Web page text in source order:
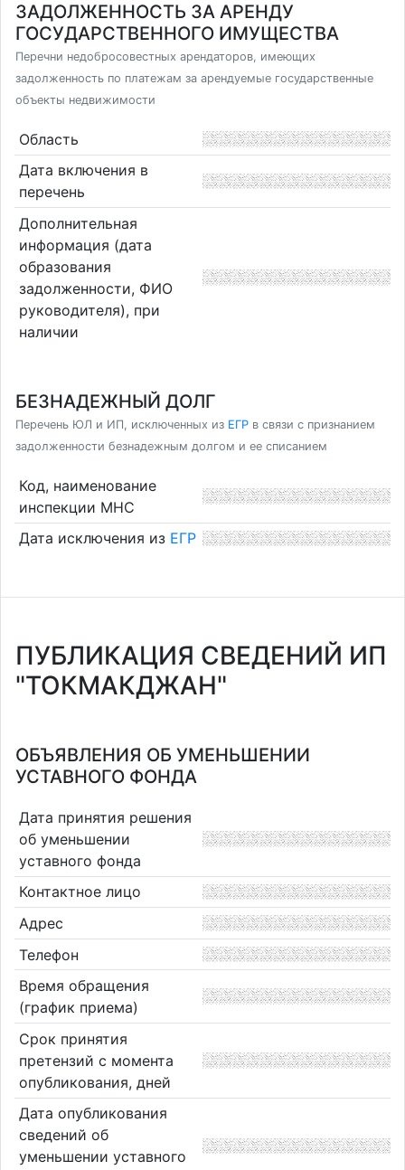
ЗАДОЛЖЕННОСТЬ ЗА АРЕНДУ
ГОСУДАРСТВЕННОГО ИМУЩЕСТВА
Перечни недобросовестных арендаторов, имеющих
задолженность по платежам за арендуемые государственные
объекты недвижимости
Область
Дата включения в
перечень
Дополнительная
информация (дата
образования
задолженности, ФИО
руководителя), при
наличии
БЕЗНАДЕЖНЫЙ ДОЛГ
Перечень ЮЛ и ИП, исключенных из ЕГР в связи с признанием
задолженности безнадежным долгом и ее списанием
Код, наименование
инспекции МНС
Дата исключения из ЕГР
ПУБЛИКАЦИЯ СВЕДЕНИЙ ИП
"ТОКМАКДЖАН"
ОБЪЯВЛЕНИЯ ОБ УМЕНЬШЕНИИ
УСТАВНОГО ФОНДА
Дата принятия решения
об уменьшении
уставного фонда
Контактное лицо
Адрес
Телефон
Время обращения
(график приема)
Срок принятия
претензий с момента
опубликования, дней
Дата опубликования
сведений об
уменьшении уставного